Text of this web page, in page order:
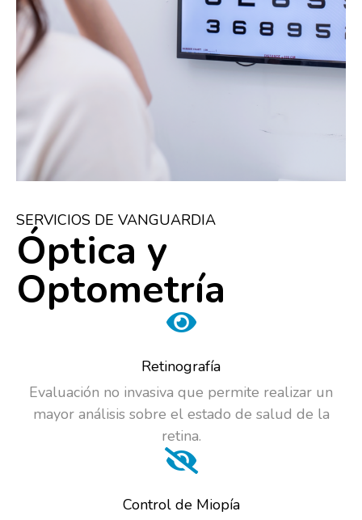
SERVICIOS DE VANGUARDIA
Óptica y
Optometría
Retinografía
Evaluación no invasiva que permite realizar un
mayor análisis sobre el estado de salud de la
retina.
Control de Miopía